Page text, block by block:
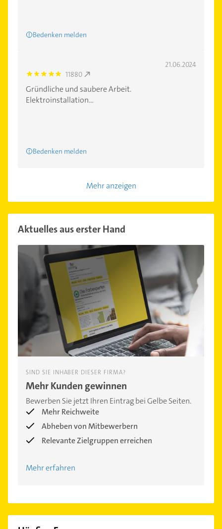
Bedenken melden
21.06.2024
5.0 11880
Gründliche und saubere Arbeit.
Elektroinstallation...
Bedenken melden
Mehr anzeigen
Aktuelles aus erster Hand
SIND SIE INHABER DIESER FIRMA?
Mehr Kunden gewinnen
Bewerben Sie jetzt Ihren Eintrag bei Gelbe Seiten.
Mehr Reichweite
Abheben von Mitbewerbern
Relevante Zielgruppen erreichen
Mehr erfahren